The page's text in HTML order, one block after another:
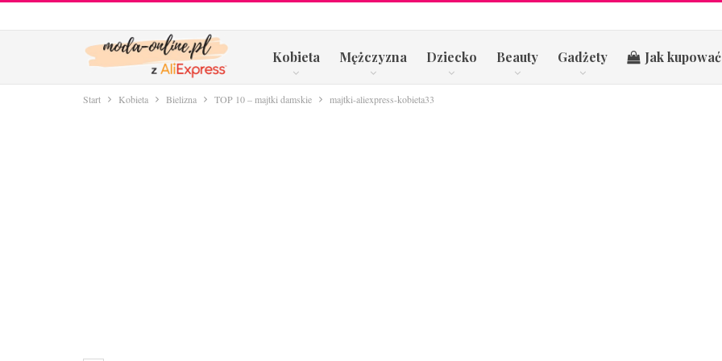
Kobieta Mężczyzna Dziecko Beauty Gadżety Jak
Start Kobieta Bielizna TOP 10 – majtki damskie majtki-aliexpress-kobieta33